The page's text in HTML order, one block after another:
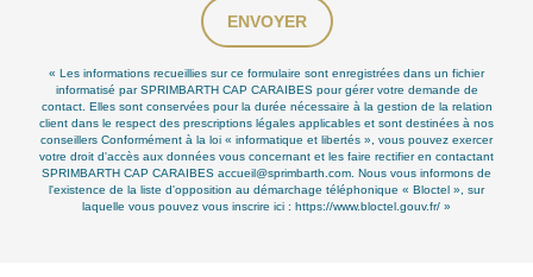
ENVOYER
« Les informations recueillies sur ce formulaire sont enregistrées dans un fichier
informatisé par SPRIMBARTH CAP CARAIBES pour gérer votre demande de
contact. Elles sont conservées pour la durée nécessaire à la gestion de la relation
client dans le respect des prescriptions légales applicables et sont destinées à nos
conseillers Conformément à la loi « informatique et libertés », vous pouvez exercer
votre droit d'accès aux données vous concernant et les faire rectifier en contactant
SPRIMBARTH CAP CARAIBES accueil@sprimbarth.com. Nous vous informons de
l'existence de la liste d'opposition au démarchage téléphonique « Bloctel », sur
laquelle vous pouvez vous inscrire ici : https://www.bloctel.gouv.fr/ »